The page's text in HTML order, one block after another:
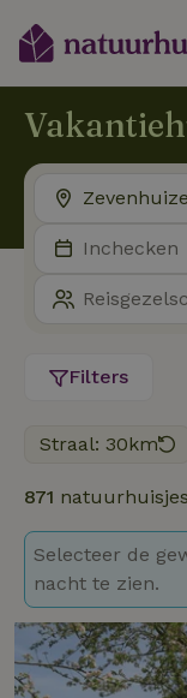
Filters
Straal: 30km
871 natuurhuisjes
Selecteer de
nacht te zien.